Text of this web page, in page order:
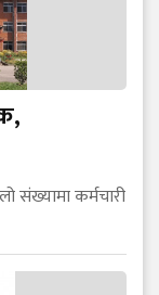
संख्यामा कर्मचारी